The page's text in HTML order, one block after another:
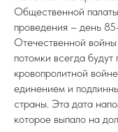
Общественной
проведения – день
Отечественной
потомки всегда
кровопролитной
единением и
страны. Эта дата
которое выпало на